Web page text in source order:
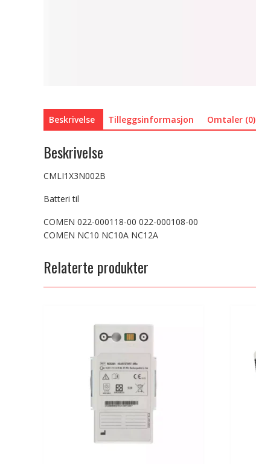
Beskrivelse Tilleggsinformasjon Omtaler (0)
Beskrivelse
CMLI1X3N002B
Batteri til
COMEN 022-000118-00 022-000108-00
COMEN NC10 NC10A NC12A
Relaterte produkter